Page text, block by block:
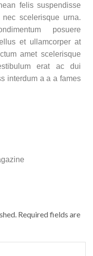
felis suspendisse
scelerisque urna.
posuere
et ullamcorper at
amet scelerisque
erat ac dui
interdum a a a fames
Required fields are